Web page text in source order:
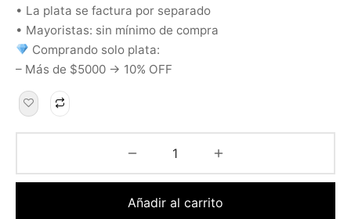
• La plata se factura por separado
• Mayoristas: sin mínimo de compra
Comprando solo plata:
– Más de $5000 → 10% OFF
Añadir al carrito